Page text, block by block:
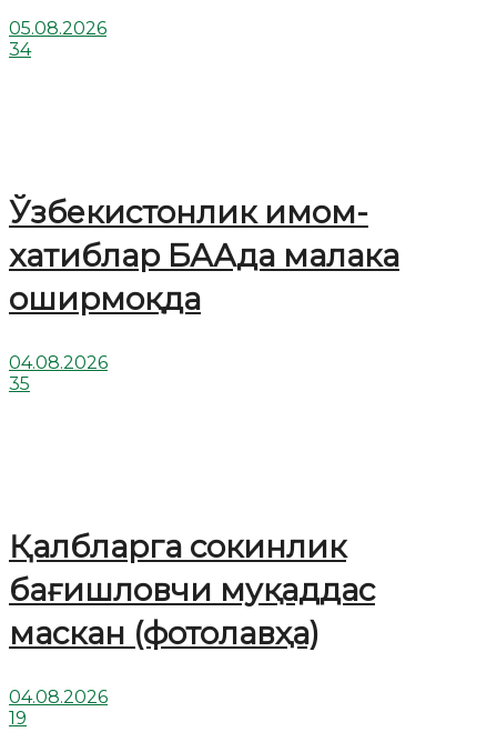
05.08.2026
34
Ўзбекистонлик имом-
хатиблар БААда малака
оширмоқда
04.08.2026
35
Қалбларга сокинлик
бағишловчи муқаддас
маскан (фотолавҳа)
04.08.2026
19